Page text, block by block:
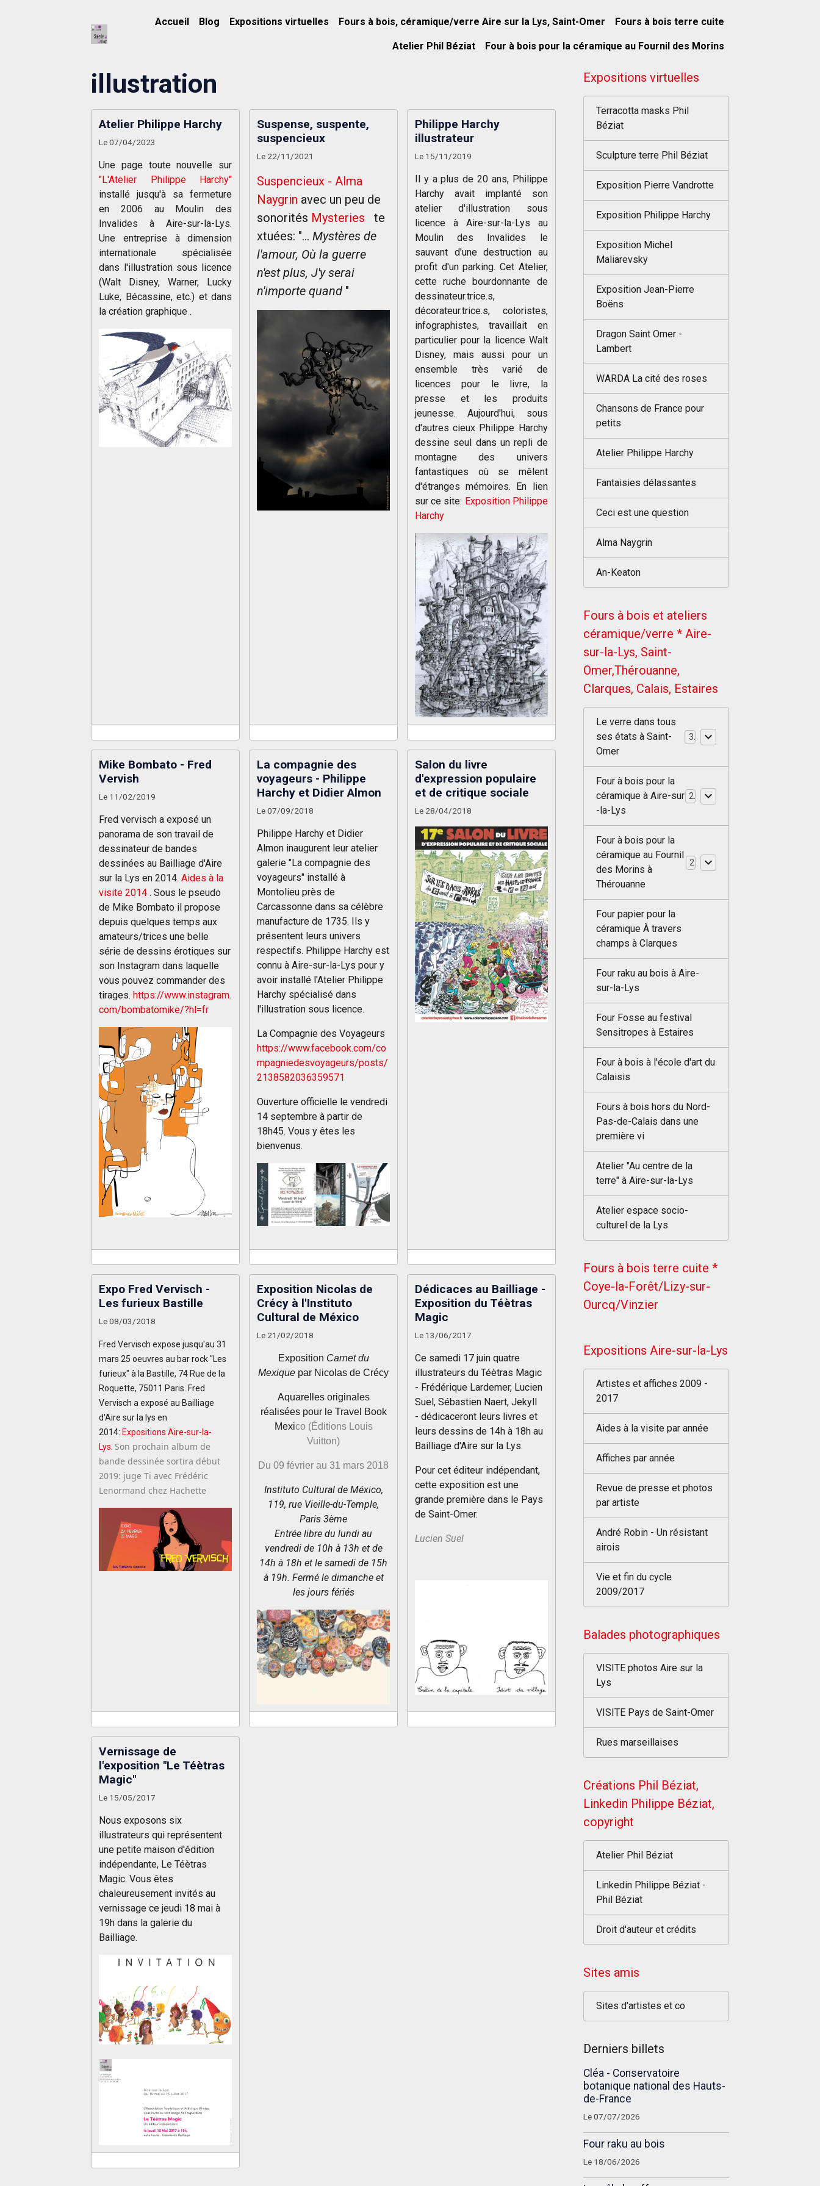
Accueil Blog Expositions virtuelles Fours à bois, céramique/verre Aire sur la Lys, Saint-Omer Fours à bois terre cuite
Atelier Phil Béziat Four à bois pour la céramique au Fournil des Morins
illustration
Atelier Philippe Harchy
Le 07/04/2023
Une page toute nouvelle sur
"L'Atelier Philippe Harchy"
installé jusqu'à sa fermeture
en 2006 au Moulin des
Invalides à Aire-sur-la-Lys.
Une entreprise à dimension
internationale spécialisée
dans l'illustration sous licence
(Walt Disney, Warner, Lucky
Luke, Bécassine, etc.) et dans
la création graphique .
Suspense, suspente,
suspencieux
Le 22/11/2021
Suspencieux - Alma
Naygrin avec un peu de
sonorités Mysteries
te
xtuées: "...Mystères de
l'amour, Où la guerre
n'est plus, J'y serai
n'importe quand "
Philippe Harchy
illustrateur
Le 15/11/2019
Il y a plus de 20 ans, Philippe
Harchy avait implanté son
atelier d'illustration sous
licence à Aire-sur-la-Lys au
Moulin des Invalides le
sauvant d'une destruction au
profit d'un parking. Cet Atelier,
cette ruche bourdonnante de
dessinateur.trice.s,
décorateur.trice.s, coloristes,
infographistes, travaillait en
particulier pour la licence Walt
Disney, mais aussi pour un
ensemble très varié de
licences pour le livre, la
presse et les produits
jeunesse. Aujourd'hui, sous
d'autres cieux Philippe Harchy
dessine seul dans un repli de
montagne des univers
fantastiques où se mêlent
d'étranges mémoires. En lien
sur ce site: Exposition Philippe
Harchy
Mike Bombato - Fred
Vervish
Le 11/02/2019
Fred vervisch a exposé un
panorama de son travail de
dessinateur de bandes
dessinées au Bailliage d'Aire
sur la Lys en 2014.Aides à la
visite 2014 . Sous le pseudo
de Mike Bombato il propose
depuis quelques temps aux
amateurs/trices une belle
série de dessins érotiques sur
son Instagram dans laquelle
vous pouvez commander des
tirages. https://www.instagram.
com/bombatomike/?hl=fr
La compagnie des
voyageurs - Philippe
Harchy et Didier Almon
Le 07/09/2018
Philippe Harchy et Didier
Almon inaugurent leur atelier
galerie "La compagnie des
voyageurs" installé à
Montolieu près de
Carcassonne dans sa célèbre
manufacture de 1735. Ils y
présentent leurs univers
respectifs. Philippe Harchy est
connu à Aire-sur-la-Lys pour y
avoir installé l'Atelier Philippe
Harchy spécialisé dans
l'illustration sous licence.
La Compagnie des Voyageurs
https://www.facebook.com/co
mpagniedesvoyageurs/posts/
2138582036359571
Ouverture officielle le vendredi
14 septembre à partir de
18h45. Vous y êtes les
bienvenus.
Salon du livre
d'expression populaire
et de critique sociale
Le 28/04/2018
Expo Fred Vervisch -
Les furieux Bastille
Le 08/03/2018
Fred Vervisch expose jusqu'au 31
mars 25 oeuvres au bar rock "Les
furieux" à la Bastille, 74 Rue de la
Roquette, 75011 Paris. Fred
Vervisch a exposé au Bailliage
d'Aire sur la lys en
2014:Expositions Aire-sur-la-
Lys Son prochain album de
bande dessinée sortira début
2019: juge Ti avec Frédéric
Lenormand chez Hachette
Exposition Nicolas de
Crécy à l'Instituto
Cultural de México
Le 21/02/2018
Exposition Carnet du
Mexique par Nicolas de Crécy
Aquarelles originales
réalisées pour le Travel Book
Mexico (Éditions Louis
Vuitton)
Du 09 février au 31 mars 2018
Instituto Cultural de México,
119, rue Vieille-du-Temple,
Paris 3ème
Entrée libre du lundi au
vendredi de 10h à 13h et de
14h à 18het le samedi de 15h
à 19h. Fermé le dimanche et
les jours fériés
Dédicaces au Bailliage -
Exposition du Téètras
Magic
Le 13/06/2017
Ce samedi 17 juin quatre
illustrateurs du Téètras Magic
- Frédérique Lardemer, Lucien
Suel, Sébastien Naert, Jekyll
- dédicaceront leurs livres et
leurs dessins de 14h à 18h au
Bailliage d'Aire sur la Lys.
Pour cet éditeur indépendant,
cette exposition est une
grande première dans le Pays
de Saint-Omer.
Lucien Suel
Vernissage de
l'exposition "Le Téètras
Magic"
Le 15/05/2017
Nous exposons six
illustrateurs qui représentent
une petite maison d'édition
indépendante, Le Téètras
Magic. Vous êtes
chaleureusement invités au
vernissage ce jeudi 18 mai à
19h dans la galerie du
Bailliage.
Expositions virtuelles
Terracotta masks Phil
Béziat
Sculpture terre Phil Béziat
Exposition Pierre Vandrotte
Exposition Philippe Harchy
Exposition Michel
Maliarevsky
Exposition Jean-Pierre
Boëns
Dragon Saint Omer -
Lambert
WARDA La cité des roses
Chansons de France pour
petits
Atelier Philippe Harchy
Fantaisies délassantes
Ceci est une question
Alma Naygrin
An-Keaton
Fours à bois et ateliers
céramique/verre * Aire-
sur-la-Lys, Saint-
Omer,Thérouanne,
Clarques, Calais, Estaires
Le verre dans tous
ses états à Saint-
Omer
Four à bois pour la
céramique à Aire-sur
-la-Lys
Four à bois pour la
céramique au Fournil
des Morins à
Thérouanne
Four papier pour la
céramique À travers
champs à Clarques
Four raku au bois à Aire-
sur-la-Lys
Four Fosse au festival
Sensitropes à Estaires
Four à bois à l'école d'art du
Calaisis
Fours à bois hors du Nord-
Pas-de-Calais dans une
première vi
Atelier "Au centre de la
terre" à Aire-sur-la-Lys
Atelier espace socio-
culturel de la Lys
Fours à bois terre cuite *
Coye-la-Forêt/Lizy-sur-
Ourcq/Vinzier
Expositions Aire-sur-la-Lys
Artistes et affiches 2009 -
2017
Aides à la visite par année
Affiches par année
Revue de presse et photos
par artiste
André Robin - Un résistant
airois
Vie et fin du cycle
2009/2017
Balades photographiques
VISITE photos Aire sur la
Lys
VISITE Pays de Saint-Omer
Rues marseillaises
Créations Phil Béziat,
Linkedin Philippe Béziat,
copyright
Atelier Phil Béziat
Linkedin Philippe Béziat -
Phil Béziat
Droit d'auteur et crédits
Sites amis
Sites d'artistes et co
Derniers billets
Cléa - Conservatoire
botanique national des Hauts-
de-France
Le 07/07/2026
Four raku au bois
Le 18/06/2026